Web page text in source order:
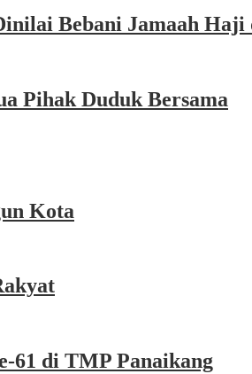
Bebani Jamaah Haji
Pihak Duduk Bersama
Kota
61 di TMP Panaikang